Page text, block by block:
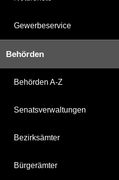
Gewerbeservice
Behörden
Behörden A-Z
Senatsverwaltungen
Bezirksämter
Bürgerämter